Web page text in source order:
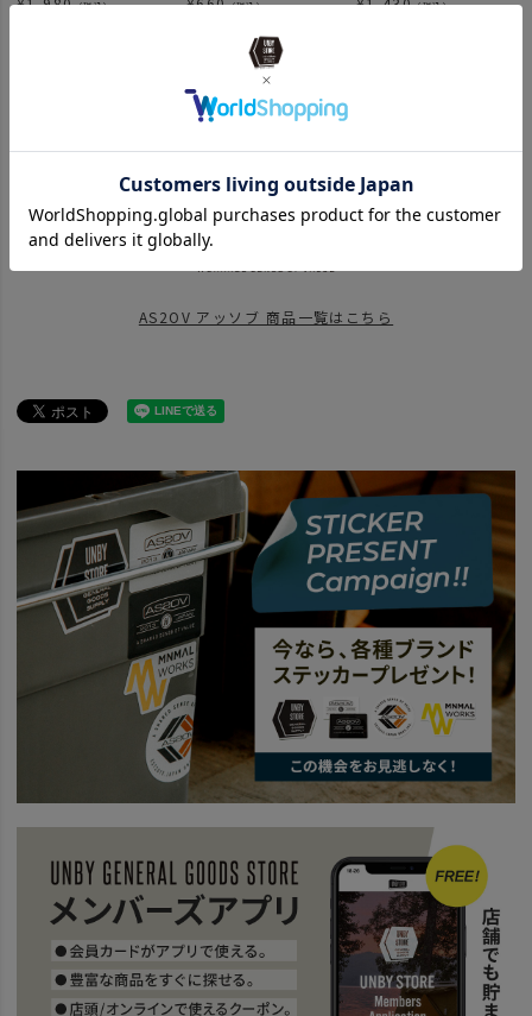
（税込） （税込） （税込）
関連カテゴリ
AS2OV アッソブ
news AS2OV GOLF GLOVE到着！
news AS2OV GOLF 第2弾
AS2OV GOLF FINETEX
ITEM 雑貨・日用品 GOLF
news AS2OVのGOLFギア
news 【UNBY的】 TEE＆MINI BAG
ブランド商品一覧
AS2OV アッソブ 商品一覧はこちら